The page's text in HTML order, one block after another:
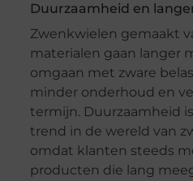
Duurzaamheid en
Zwenkwielen gemaakt
materialen gaan langer
omgaan met zware
minder onderhoud en
termijn. Duurzaamheid
trend in de wereld van
omdat klanten steeds
producten die lang